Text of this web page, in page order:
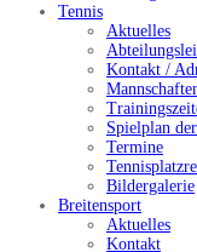
Tennis
Aktuelles
Kontakt /
Spielplan
Termine
Bildergalerie
Breitensport
Aktuelles
Kontakt